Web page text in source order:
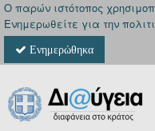
Ο παρών ιστότοπος
Ενημερωθείτε για την
Ενημερώθηκα